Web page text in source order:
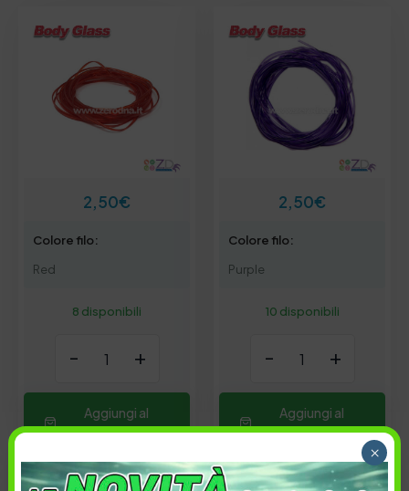
2,50€
Colore filo:
Red
8 disponibili
- +
Aggiungi al
carrello
2,50€
Colore filo:
Purple
10 disponibili
- +
Aggiungi al
carrello
×